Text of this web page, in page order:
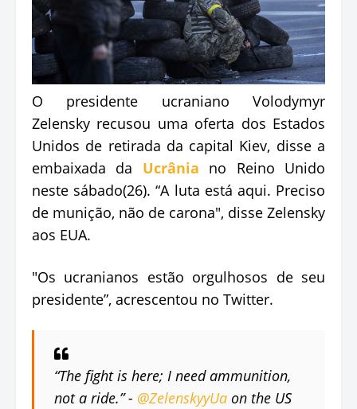
O presidente ucraniano Volodymyr
Zelensky recusou uma oferta dos Estados
Unidos de retirada da capital Kiev, disse a
embaixada da Ucrânia no Reino Unido
neste sábado(26). “A luta está aqui. Preciso
de munição, não de carona", disse Zelensky
aos EUA.
"Os ucranianos estão orgulhosos de seu
presidente”, acrescentou no Twitter.
“The fight is here; I need ammunition,
not a ride.” - @ZelenskyyUa on the US